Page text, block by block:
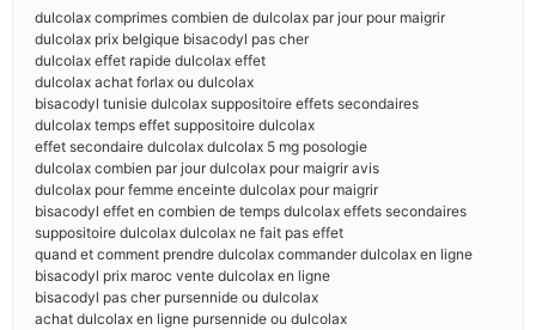
dulcolax comprimes combien de dulcolax par jour pour maigrir
dulcolax prix belgique bisacodyl pas cher
dulcolax effet rapide dulcolax effet
dulcolax achat forlax ou dulcolax
bisacodyl tunisie dulcolax suppositoire effets secondaires
dulcolax temps effet suppositoire dulcolax
effet secondaire dulcolax dulcolax 5 mg posologie
dulcolax combien par jour dulcolax pour maigrir avis
dulcolax pour femme enceinte dulcolax pour maigrir
bisacodyl effet en combien de temps dulcolax effets secondaires
suppositoire dulcolax dulcolax ne fait pas effet
quand et comment prendre dulcolax commander dulcolax en ligne
bisacodyl prix maroc vente dulcolax en ligne
bisacodyl pas cher pursennide ou dulcolax
achat dulcolax en ligne pursennide ou dulcolax